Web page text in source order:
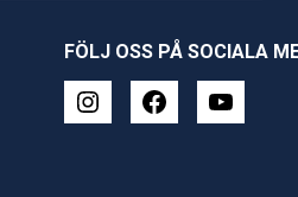
FÖLJ OSS PÅ SOCIALA